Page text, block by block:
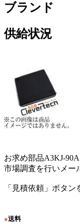
ブランド
供給状況
お求め部品A3KJ-
市場調査を行いメー
「見積依頼」ボタ
●送料